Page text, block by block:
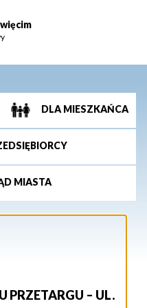
DLA MIESZKAŃCA
MIASTA
PRZETARGU – UL.